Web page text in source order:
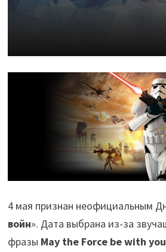
4 мая признан неофициальным
войн». Дата выбрана из-за
фразы May the Force be with